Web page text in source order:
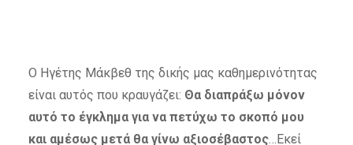
Ο Ηγέτης Μάκβεθ της δικής μας καθημερινότητας
είναι αυτός που κραυγάζει: Θα διαπράξω μόνον
αυτό το έγκλημα για να πετύχω το σκοπό μου
και αμέσως μετά θα γίνω αξιοσέβαστος…Εκεί